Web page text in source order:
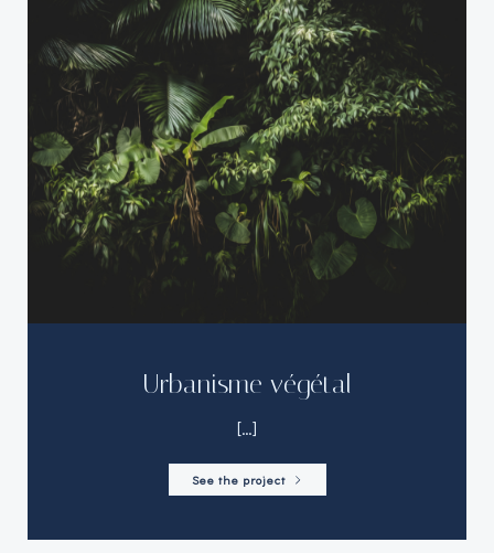
Urbanisme végétal
[…]
See the project